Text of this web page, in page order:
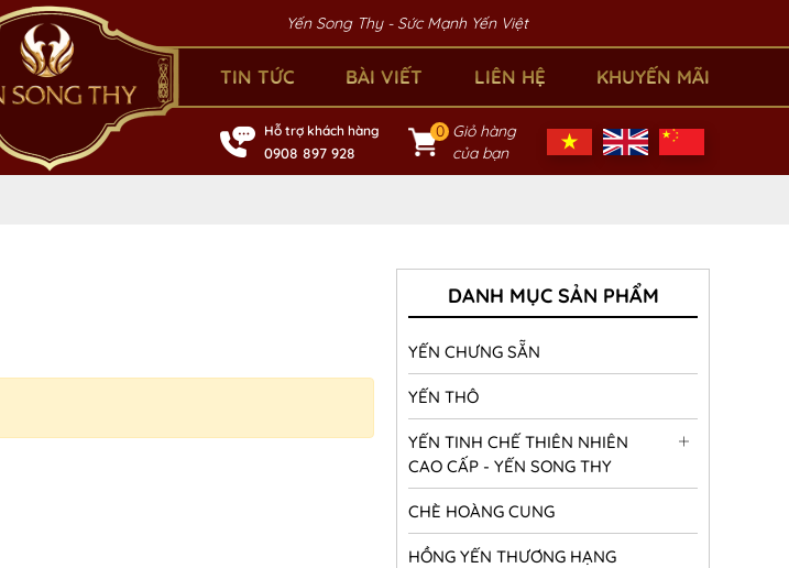
Yến Song Thy - Sức Mạnh Yến Việt
TIN TỨC BÀI VIẾT LIÊN HỆ KHUYẾN MÃI
Chè Hoàng Cung Hồng Yến Thương Hạng Yến Chưng Sẵn Yến Thô Yến Tinh Chế
Hỗ trợ khách hàng
0908 897 928
0 Giỏ hàng
của bạn
DANH MỤC SẢN PHẨM
YẾN CHƯNG SẴN
YẾN THÔ
YẾN TINH CHẾ THIÊN NHIÊN
CAO CẤP - YẾN SONG THY
CHÈ HOÀNG CUNG
HỒNG YẾN THƯƠNG HẠNG